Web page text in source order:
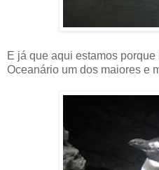
E já que aqui estamos
Oceanário um dos maiores e